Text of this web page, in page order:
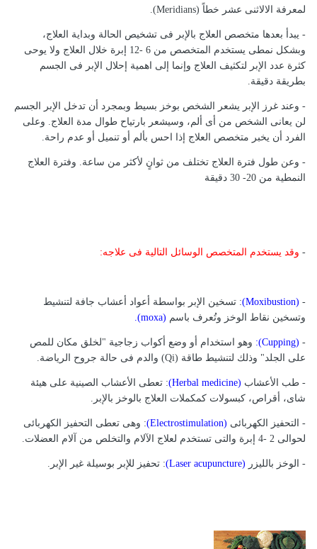
لمعرفة الالاثنى عشر خطاً (Meridians).
- يبدأ بعدها متخصص العلاج بالإبر فى تشخيص الحالة وبداية العلاج،
وبشكل نمطى يستخدم المتخصص من 6 -12 إبرة خلال العلاج ولا يوحى
كثرة عدد الإبر لتكثيف العلاج وإنما إلى اهمية إحلال الإبر فى الجسم
بطريقة دقيقة.
- وعند غرز الإبر يشعر الشخص بوخز بسيط وبمجرد أن تدخل الإبر الجسم
لن يعانى الشخص من أى ألم، وسيشعر بارتياح طوال مدة العلاج. وعلى
الفرد أن يخبر متخصص العلاج إذا احس بألم أو تنميل أو عدم راحة.
- وعن طول فترة العلاج تختلف من ثوانٍ لأكثر من ساعة. وفترة العلاج
النمطية من 20- 30 دقيقة
وقد يستخدم المتخصص الوسائل التالية فى علاجه:
-
(Moxibustion)
: تسخين الإبر بواسطة أعواد أعشاب جافة لتنشيط
وتسخين نقاط الوخز وتُعرف باسم
-
(Cupping):
وهو استخدام أو وضع أكواب زجاجية "لخلق مكان للمص
على الجلد" وذلك لتنشيط طاقة (Qi) والدم فى حالة جروح الرياضة.
- طب الأعشاب
: تعطى الأعشاب الصينية على هيئة
شاى، أقراص، كبسولات كمكملات العلاج بالوخز بالإبر.
- التحفيز الكهربائى
: وهى تعطى التحفيز الكهربائى
لحوالى 2 -4 إبرة والتى تستخدم لعلاج الآلام والتخلص من آلام العضلات.
- الوخز بالليزر : تحفيز للإبر بوسيلة غير الإبر.